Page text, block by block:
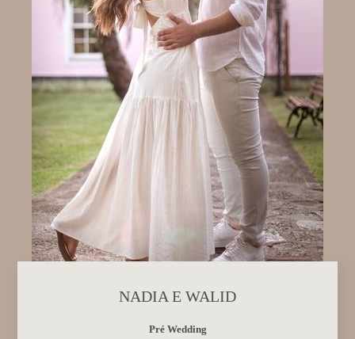
NADIA E WALID
Pré Wedding